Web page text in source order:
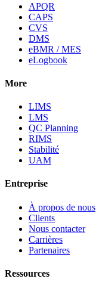
APQR
CAPS
CVS
DMS
eBMR / MES
eLogbook
More
LIMS
LMS
QC Planning
RIMS
Stabilité
UAM
Entreprise
À propos de nous
Clients
Nous contacter
Carrières
Partenaires
Ressources